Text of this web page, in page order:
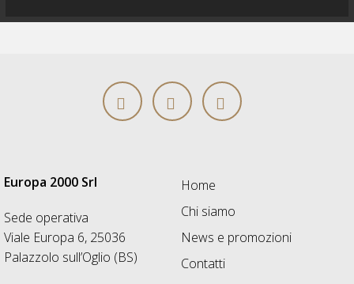
Europa 2000 Srl
Sede operativa
Viale Europa 6, 25036
Palazzolo sull’Oglio (BS)
Home
Chi siamo
News e promozioni
Contatti